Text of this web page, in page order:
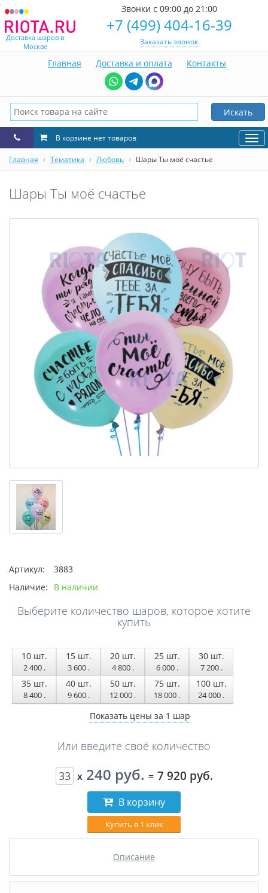
Доставка шаров в
Москве
Звонки с 09:00 до 21:00
+7 (499) 404-16-39
Заказать звонок
Главная Доставка и оплата Контакты
Искать
В корзине нет товаров
Главная Тематика Любовь Шары Ты моё счастье
Шары Ты моё счастье
Артикул:
3883
Наличие:
В наличии
Выберите количество шаров, которое хотите
купить
10шт.
2 400 .
15шт.
3 600 .
20шт.
4 800 .
25шт.
6 000 .
30шт.
7 200 .
35шт.
8 400 .
40шт.
9 600 .
50шт.
12 000 .
75шт.
18 000 .
100шт.
24 000 .
Показать цены за 1 шар
Или введите своё количество
x 240 руб. = 7 920 руб.
В корзину
Купить в 1 клик
Описание